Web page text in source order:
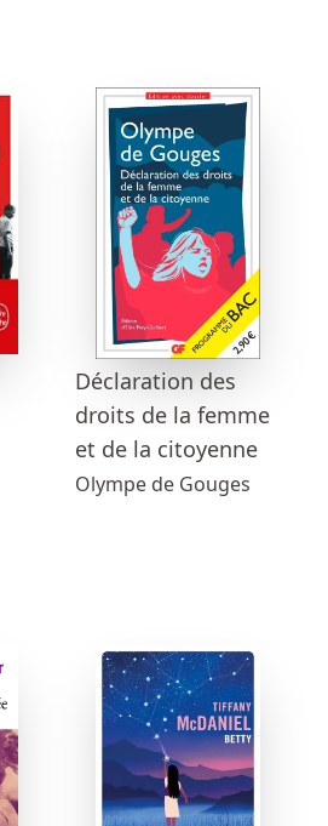
Déclaration des
droits de la femme
et de la citoyenne
Olympe de Gouges